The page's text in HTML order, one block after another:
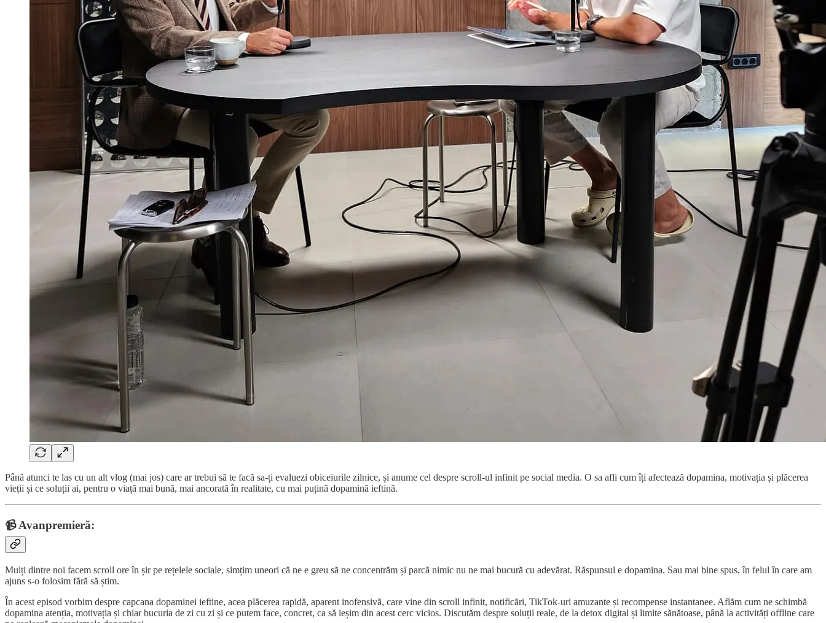
Până atunci te las cu un alt vlog (mai jos) care ar trebui să te facă sa-ți evaluezi obiceiurile zilnice, și anume cel despre scroll-ul infinit pe social media. O sa afli cum îți afectează dopamina, motivația și plăcerea
vieții și ce soluții ai, pentru o viață mai bună, mai ancorată în realitate, cu mai puțină dopamină ieftină.
📹 Avanpremieră:
Mulți dintre noi facem scroll ore în șir pe rețelele sociale, simțim uneori că ne e greu să ne concentrăm și parcă nimic nu ne mai bucură cu adevărat. Răspunsul e dopamina. Sau mai bine spus, în felul în care am
ajuns s-o folosim fără să știm.
În acest episod vorbim despre capcana dopaminei ieftine, acea plăcerea rapidă, aparent inofensivă, care vine din scroll infinit, notificări, TikTok-uri amuzante și recompense instantanee. Aflăm cum ne schimbă
dopamina atenția, motivația și chiar bucuria de zi cu zi și ce putem face, concret, ca să ieșim din acest cerc vicios. Discutăm despre soluții reale, de la detox digital și limite sănătoase, până la activități offline care